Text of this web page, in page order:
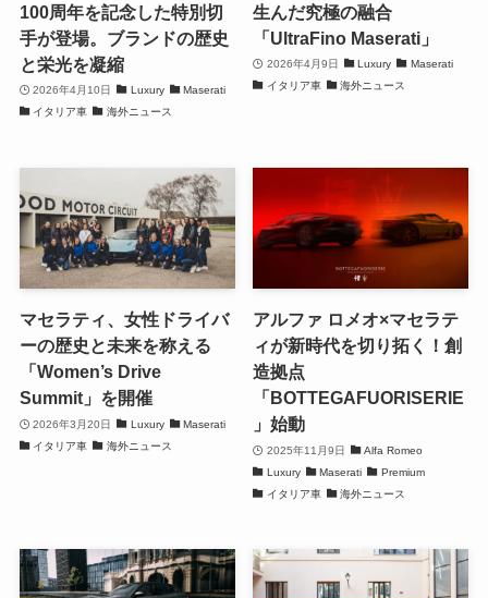
100周年を記念した特別切
手が登場。ブランドの歴史
と栄光を凝縮
2026年4月10日 Luxury
Maserati
イタリア車
海外ニュース
生んだ究極の融合
「UltraFino Maserati」
2026年4月9日 Luxury
Maserati
イタリア車
海外ニュース
マセラティ、女性ドライバ
ーの歴史と未来を称える
「Women’s Drive
Summit」を開催
2026年3月20日 Luxury
Maserati
イタリア車
海外ニュース
アルファ ロメオ×マセラテ
ィが新時代を切り拓く！創
造拠点
「BOTTEGAFUORISERIE
」始動
2025年11月9日
Alfa Romeo
Luxury
Maserati
Premium
イタリア車
海外ニュース